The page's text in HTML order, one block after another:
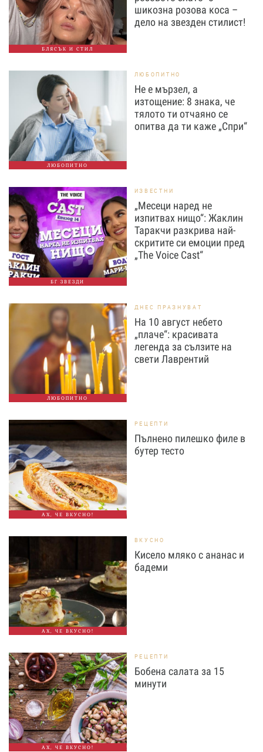
БЛЯСЪК И СТИЛ
шикозна розова коса –
дело на звезден стилист!
ЛЮБОПИТНО
ЛЮБОПИТНО
Не е мързел, а
изтощение: 8 знака, че
тялото ти отчаяно се
опитва да ти каже „Спри“
БГ ЗВЕЗДИ
ИЗВЕСТНИ
„Месеци наред не
изпитвах нищо“: Жаклин
Таракчи разкрива най-
скритите си емоции пред
„The Voice Cast“
ЛЮБОПИТНО
ДНЕС ПРАЗНУВАТ
На 10 август небето
„плаче“: красивата
легенда за сълзите на
свети Лаврентий
АХ, ЧЕ ВКУСНО!
РЕЦЕПТИ
Пълнено пилешко филе в
бутер тесто
АХ, ЧЕ ВКУСНО!
ВКУСНО
Кисело мляко с ананас и
бадеми
АХ, ЧЕ ВКУСНО!
РЕЦЕПТИ
Бобена салата за 15
минути